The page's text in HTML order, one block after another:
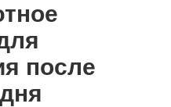
после